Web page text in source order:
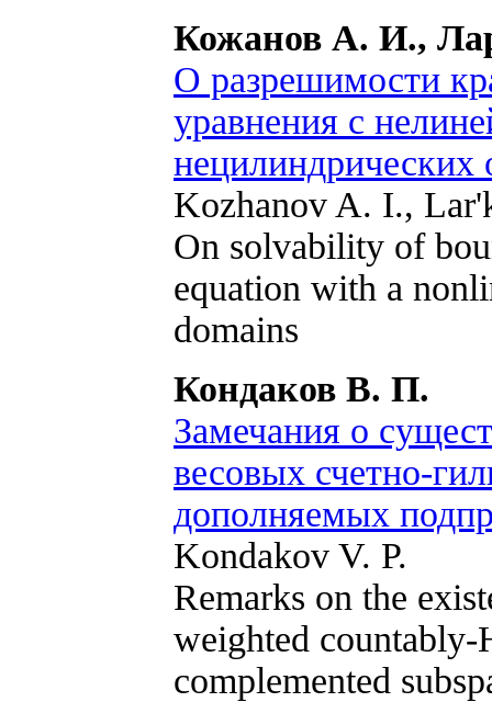
Кожанов А. И.,
О разрешимости
уравнения с
нецилиндрических
Kozhanov A. I.,
On solvability of
equation with a
domains
Кондаков В. П.
Замечания о
весовых счетно-
дополняемых
Kondakov V. P.
Remarks on the
weighted countably-
complemented